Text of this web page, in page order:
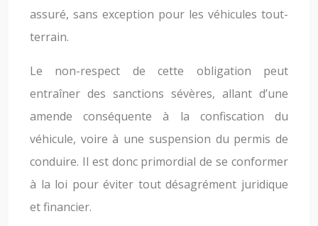
assuré, sans exception pour les véhicules tout-
terrain.
Le non-respect de cette obligation peut
entraîner des sanctions sévères, allant d’une
amende conséquente à la confiscation du
véhicule, voire à une suspension du permis de
conduire. Il est donc primordial de se conformer
à la loi pour éviter tout désagrément juridique
et financier.